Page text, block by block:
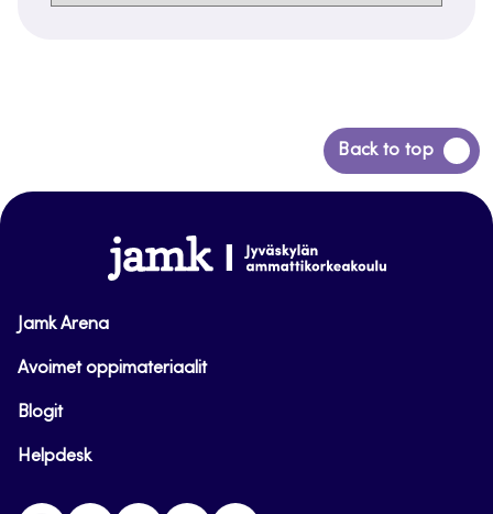
Back to top
Siirry
takaisin
www.jamk.fi
Jamk Arena
Avoimet oppimateriaalit
Blogit
Helpdesk